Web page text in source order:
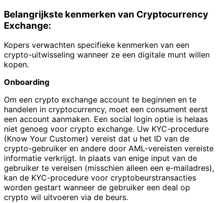
Belangrijkste kenmerken van Cryptocurrency
Exchange:
Kopers verwachten specifieke kenmerken van een
crypto-uitwisseling wanneer ze een digitale munt willen
kopen.
Onboarding
Om een crypto exchange account te beginnen en te
handelen in cryptocurrency, moet een consument eerst
een account aanmaken. Een social login optie is helaas
niet genoeg voor crypto exchange. Uw KYC-procedure
(Know Your Customer) vereist dat u het ID van de
crypto-gebruiker en andere door AML-vereisten vereiste
informatie verkrijgt. In plaats van enige input van de
gebruiker te vereisen (misschien alleen een e-mailadres),
kan de KYC-procedure voor cryptobeurstransacties
worden gestart wanneer de gebruiker een deal op
crypto wil uitvoeren via de beurs.